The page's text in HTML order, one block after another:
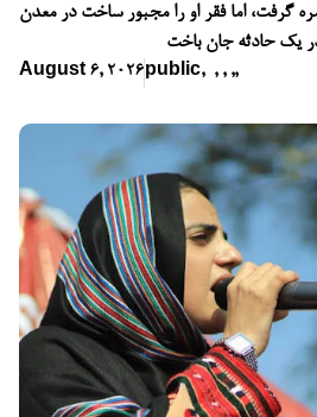
مکتب متوسطه ۸۶۵ نمره گرفت، اما فقر او را مجبور ساخت در معدن
یک حادثه جان باخت
August 6, 2026 public, ,,,,